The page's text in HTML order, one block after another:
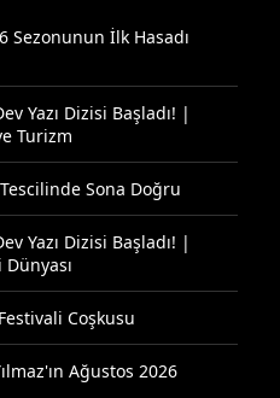
Sezonunun İlk Hasadı
Yazı Dizisi Başladı! |
Turizm
Sona Doğru
Yazı Dizisi Başladı! |
Coşkusu
Ağustos 2026